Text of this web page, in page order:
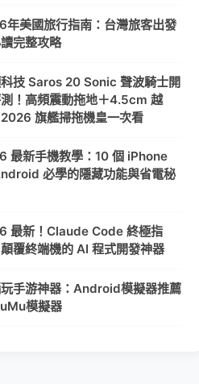
年美國旅行指南：台灣旅客出發
完整攻略
技 Saros 20 Sonic 聲波騎士開
！高頻震動拖地＋4.5cm 越
旗艦掃拖機皇一次看
最新手機教學：10 個 iPhone
必學的隱藏功能與省電秘
最新！Claude Code 終極指
覆終端機的 AI 程式開發神器
手游神器：Android模擬器推薦
模擬器